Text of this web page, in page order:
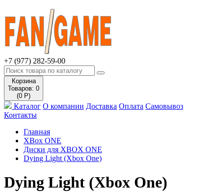
+7 (977) 282-59-00
Корзина
Товаров: 0
(0 Р)
Каталог О компании Доставка Оплата Самовывоз
Контакты
Главная
XBox ONE
Диски для XBOX ONE
Dying Light (Xbox One)
Dying Light (Xbox One)